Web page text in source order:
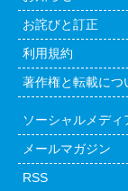
お詫びと訂正
利用規約
著作権と転載につ
ソーシャルメディ
メールマガジン
RSS